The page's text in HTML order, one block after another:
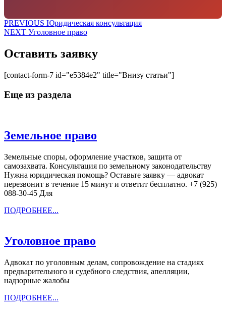
ф
о
Навигация
по
записям
PREVIOUS Предыдущая
запись:
Юридическая консультация
NEXT Следующая
Уголовное право
Оставить заявку
[contact-form-7 id="e5384e2" title="Внизу статьи"]
Еще из раздела
Земельное право
Земельные споры, оформление участков, защита от
самозахвата. Консультация по земельному законодательству
Нужна юридическая помощь? Оставьте заявку — адвокат
перезвонит в течение 15 минут и ответит бесплатно. +7 (925)
088-30-45 Для
ПОДРОБНЕЕ...
Уголовное право
Адвокат по уголовным делам, сопровождение на стадиях
предварительного и судебного следствия, апелляции,
надзорные жалобы
ПОДРОБНЕЕ...